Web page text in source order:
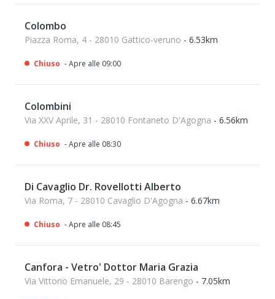
Colombo
Piazza Roma, 4 - 28010 Gattico-veruno - 6.53km
Chiuso - Apre alle 09:00
Colombini
Via XXV Aprile, 31 - 28010 Fontaneto D'Agogna - 6.56km
Chiuso - Apre alle 08:30
Di Cavaglio Dr. Rovellotti Alberto
Via Roma, 7 - 28010 Cavaglio D'Agogna - 6.67km
Chiuso - Apre alle 08:45
Canfora - Vetro' Dottor Maria Grazia
Via Vittorio Emanuele, 29 - 28010 Barengo - 7.05km